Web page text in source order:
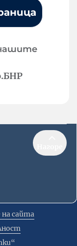
на сайта